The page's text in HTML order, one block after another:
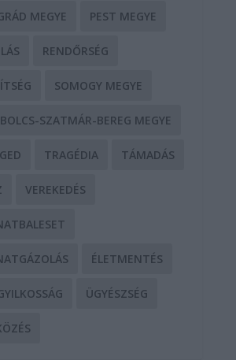
MEGYE PEST MEGYE
RENDŐRSÉG
SOMOGY MEGYE
SZATMÁR-BEREG MEGYE
TRAGÉDIA TÁMADÁS
VEREKEDÉS
ÉLETMENTÉS
ÜGYÉSZSÉG